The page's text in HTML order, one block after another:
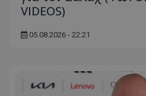
VIDEOS)
05.08.2026 - 22:21